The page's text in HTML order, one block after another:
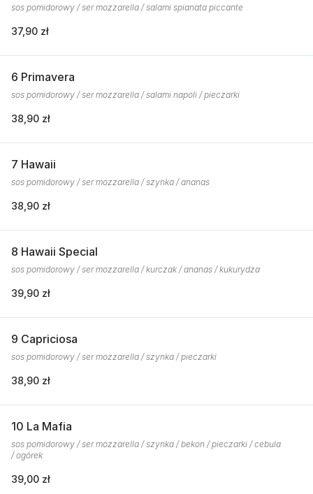
sos pomidorowy / ser mozzarella / salami spianata piccante
37,90 zł
6 Primavera
sos pomidorowy / ser mozzarella / salami napoli / pieczarki
38,90 zł
7 Hawaii
sos pomidorowy / ser mozzarella / szynka / ananas
38,90 zł
8 Hawaii Special
sos pomidorowy / ser mozzarella / kurczak / ananas / kukurydza
39,90 zł
9 Capriciosa
sos pomidorowy / ser mozzarella / szynka / pieczarki
38,90 zł
10 La Mafia
sos pomidorowy / ser mozzarella / szynka / bekon / pieczarki / cebula
/ ogórek
39,00 zł